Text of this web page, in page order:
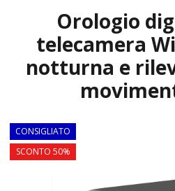
Orologio
telecamera
notturna e
CONSIGLIATO
SCONTO 50%